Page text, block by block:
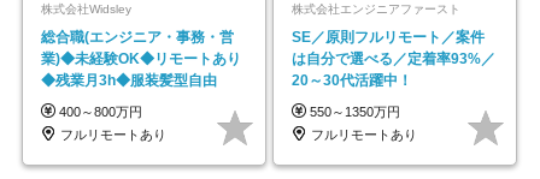
株式会社Widsley
総合職(エンジニア・事務・営
業)◆未経験OK◆リモートあり
◆残業月3h◆服装髪型自由
400～800万円
フルリモートあり
株式会社エンジニアファースト
SE／原則フルリモート／案件
は自分で選べる／定着率93%／
20～30代活躍中！
550～1350万円
フルリモートあり